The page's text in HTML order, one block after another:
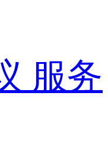
服务